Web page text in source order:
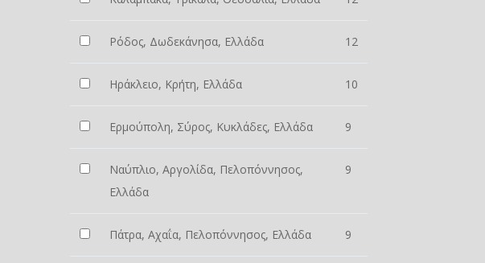
Ρόδος, Δωδεκάνησα, Ελλάδα 12
Ηράκλειο, Κρήτη, Ελλάδα 10
Ερμούπολη, Σύρος, Κυκλάδες, Ελλάδα 9
Ναύπλιο, Αργολίδα, Πελοπόννησος,
Ελλάδα
9
Πάτρα, Αχαΐα, Πελοπόννησος, Ελλάδα 9